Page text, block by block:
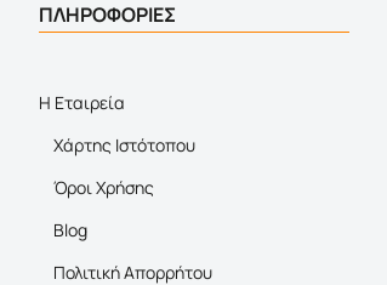
ΠΛΗΡΟΦΟΡΙΕΣ
Η Εταιρεία
Χάρτης Ιστότοπου
Όροι Χρήσης
Blog
Πολιτική Απορρήτου